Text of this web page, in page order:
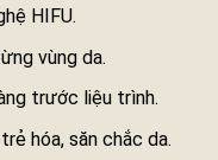
HIFU.
vùng da.
trước liệu trình.
hóa, săn chắc da.